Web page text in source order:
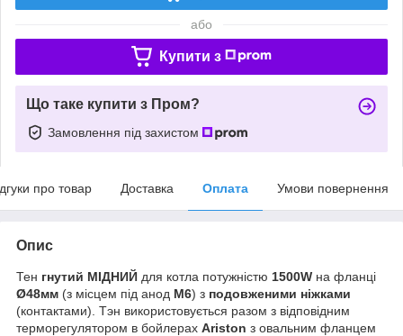
або
Купити з
Що таке купити з Пром?
Замовлення під захистом
про товар Доставка Оплата Умови повернення
Опис
Тен гнутий МІДНИЙ для котла потужністю 1500W на фланці
Ø48мм (з місцем під анод М6) з подовженими ніжками
(контактами). Тэн використовується разом з відповідним
терморегулятором в бойлерах Ariston з овальним фланцем